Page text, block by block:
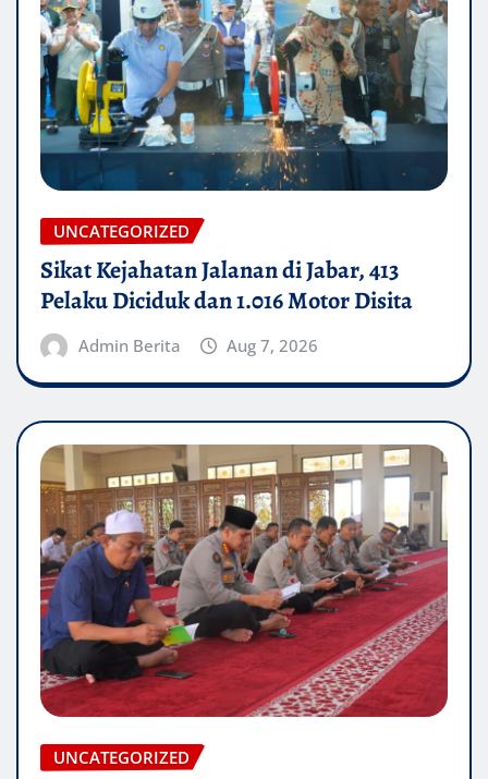
UNCATEGORIZED
Sikat Kejahatan Jalanan di Jabar, 413
Pelaku Diciduk dan 1.016 Motor Disita
Admin Berita Aug 7, 2026
UNCATEGORIZED